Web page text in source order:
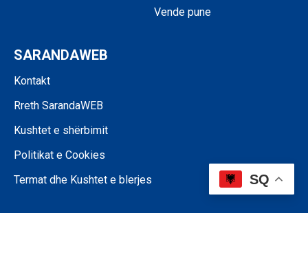
Vende pune
SARANDAWEB
Kontakt
Rreth SarandaWEB
Kushtet e shërbimit
Politikat e Cookies
Termat dhe Kushtet e blerjes
SQ